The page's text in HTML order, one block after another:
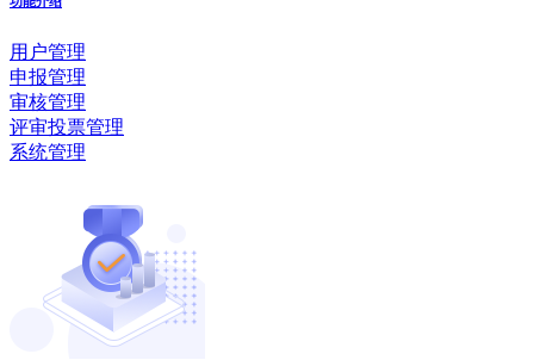
用户管理
申报管理
审核管理
评审投票管理
系统管理